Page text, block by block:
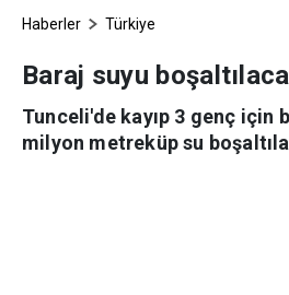
Haberler Türkiye
Baraj suyu
Tunceli'de kayıp 3 genç için
milyon metreküp su